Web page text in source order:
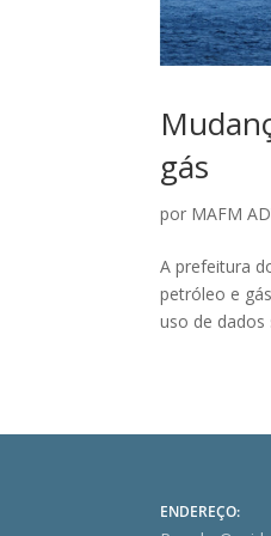
gás
por MAFM
A prefeitura
petróleo e
uso de dados
ENDEREÇO: